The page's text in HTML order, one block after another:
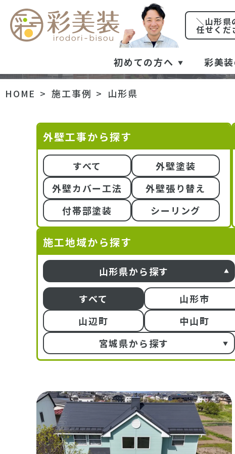
＼山形県
任せくだ
初めての方へ 彩美
HOME 施工事例 山形県
外壁工事から探す
すべて
外壁塗装
外壁カバー工法
外壁張り替え
付帯部塗装
シーリング
施工地域から探す
山形県から探す
すべて 山形市
山辺町
中山町
宮城県から探す